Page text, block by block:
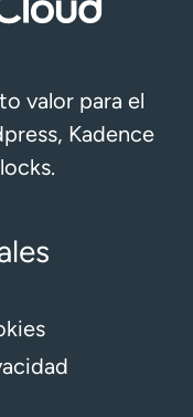
valor para el
Kadence